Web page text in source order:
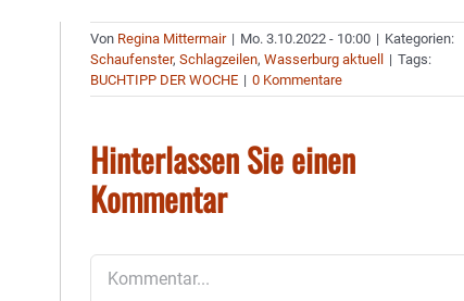
Von Regina Mittermair | Mo. 3.10.2022 - 10:00 | Kategorien:
Schaufenster,Schlagzeilen,Wasserburg aktuell | Tags:
BUCHTIPP DER WOCHE | 0 Kommentare
Hinterlassen Sie einen
Kommentar